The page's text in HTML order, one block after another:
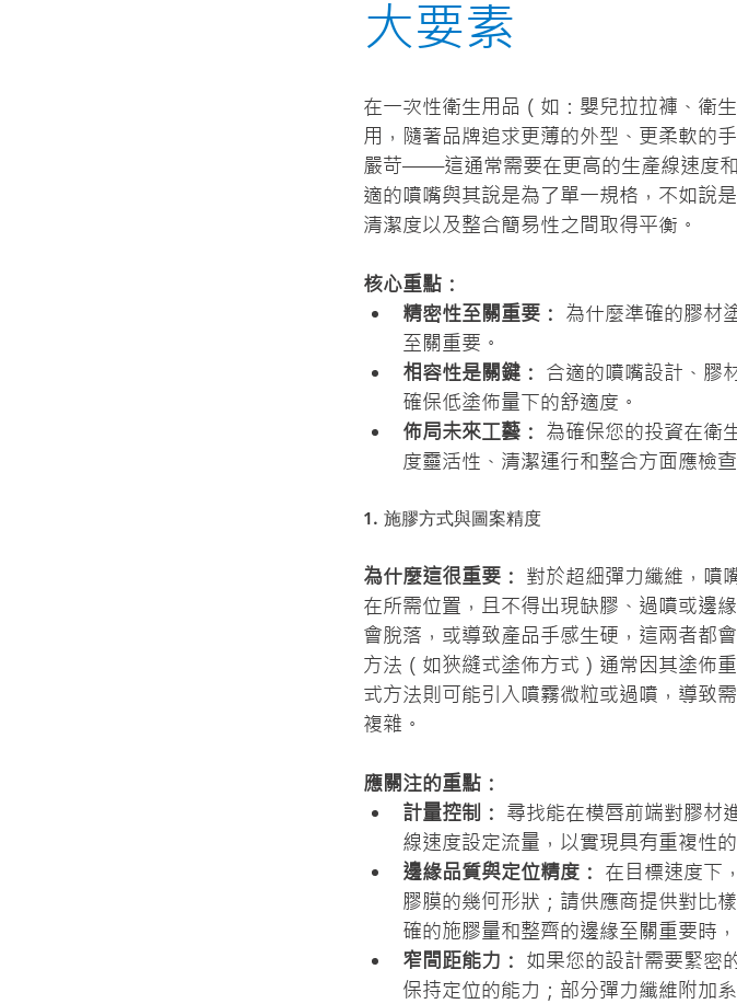
大要素
在一次性衛生用品（如：嬰兒拉拉褲、衛
用，隨著品牌追求更薄的外型、更柔軟的
嚴苛——這通常需要在更高的生產線速度
適的噴嘴與其說是為了單一規格，不如說
清潔度以及整合簡易性之間取得平衡。
核心重點：
精密性至關重要： 為什麼準確的膠材
至關重要。
相容性是關鍵： 合適的噴嘴設計、膠
確保低塗佈量下的舒適度。
佈局未來工藝： 為確保您的投資在衛
度靈活性、清潔運行和整合方面應檢
1. 施膠方式與圖案精度
為什麼這很重要： 對於超細彈力纖維，噴
在所需位置，且不得出現缺膠、過噴或邊
會脫落，或導致產品手感生硬，這兩者都
方法（如狹縫式塗佈方式）通常因其塗佈
式方法則可能引入噴霧微粒或過噴，導致
複雜。
應關注的重點：
計量控制： 尋找能在模唇前端對膠材
線速度設定流量，以實現具有重複性
邊緣品質與定位精度： 在目標速度下
膠膜的幾何形狀；請供應商提供對比
確的施膠量和整齊的邊緣至關重要時
窄間距能力： 如果您的設計需要緊密
保持定位的能力；部分彈力纖維附加